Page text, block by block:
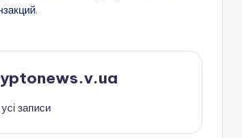
записи